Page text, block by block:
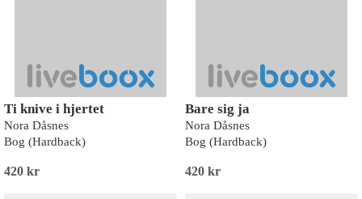
Ti knive i hjertet
Nora Dåsnes
Bog (Hardback)
420 kr
Bare sig ja
Nora Dåsnes
Bog (Hardback)
420 kr